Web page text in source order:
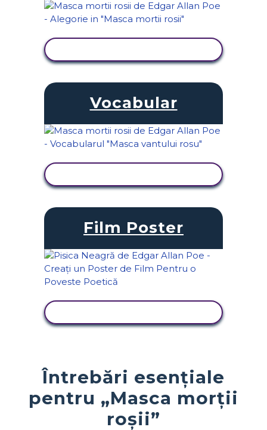
Vocabular
Film Poster
Întrebări esențiale
pentru „Masca morții
roșii”